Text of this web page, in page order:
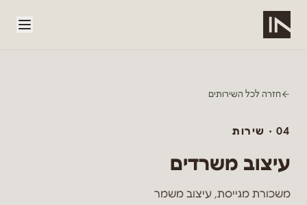
חזרה לכל השירותים
04 · שירות
עיצוב משרדים
משכורת מגייסת, עיצוב משמר